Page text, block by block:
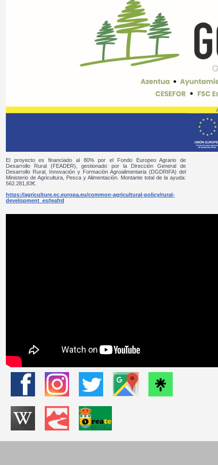
El proyecto es financiado al 80% por el Fondo Europeo Agrario de
Desarrollo Rural (FEADER), gestionado por la Dirección General de
Desarrollo Rural, Innovación y Formación Agroalimentaria (DGDRIFA) del
Ministerio de Agricultura, Pesca y Alimentación. Montante total de la ayuda:
562.281,83€.
https://agriculture.ec.europa.eu/common-agricultural-policy/rural-
development_es#eafrd